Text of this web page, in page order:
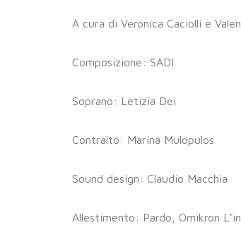
A cura di Veronica Caciolli e
Composizione: SADI
Soprano: Letizia Dei
Contralto: Marina Mulopulos
Sound design: Claudio Macchia
Allestimento: Pardo, Omikron